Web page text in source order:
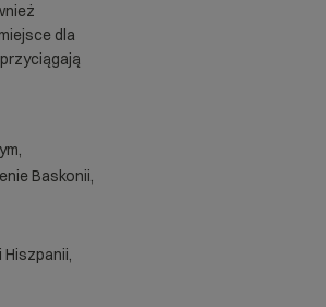
dla
Baskonii,